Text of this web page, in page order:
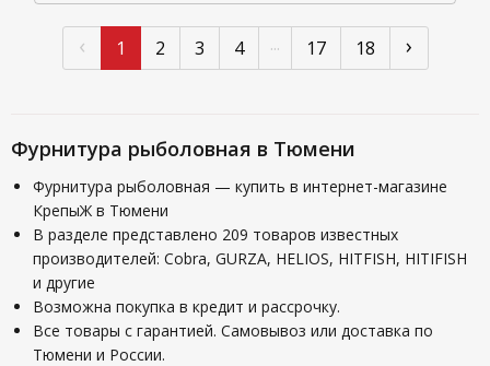
‹ 1 2 3 4 ... 17 18 ›
Фурнитура рыболовная в Тюмени
Фурнитура рыболовная — купить в интернет-магазине
КрепыЖ в Тюмени
В разделе представлено 209 товаров известных
производителей: Cobra, GURZA, HELIOS, HITFISH, HITIFISH
и другие
Возможна покупка в кредит и рассрочку.
Все товары с гарантией. Самовывоз или доставка по
Тюмени и России.